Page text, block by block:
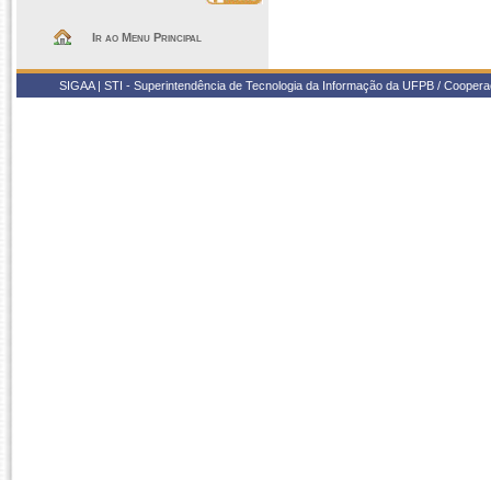
Ir ao Menu Principal
SIGAA | STI - Superintendência de Tecnologia da Informação da UFPB /